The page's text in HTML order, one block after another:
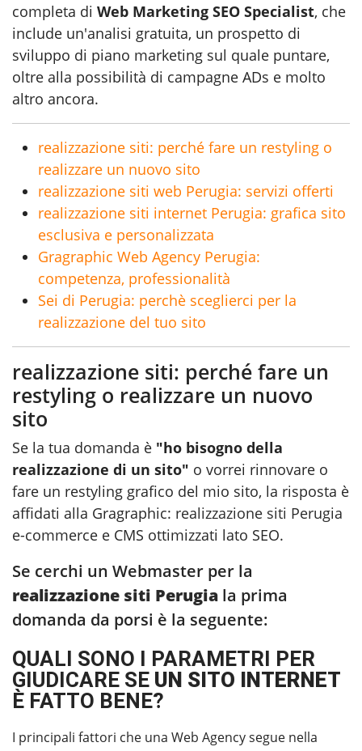
completa di Web Marketing SEO Specialist, che
include un'analisi gratuita, un prospetto di
sviluppo di piano marketing sul quale puntare,
oltre alla possibilità di campagne ADs e molto
altro ancora.
realizzazione siti: perché fare un restyling o
realizzare un nuovo sito
realizzazione siti web Perugia: servizi offerti
realizzazione siti internet Perugia: grafica sito
esclusiva e personalizzata
Gragraphic Web Agency Perugia:
competenza, professionalità
Sei di Perugia: perchè sceglierci per la
realizzazione del tuo sito
realizzazione siti: perché fare un
restyling o realizzare un nuovo
sito
Se la tua domanda è "ho bisogno della
realizzazione di un sito" o vorrei rinnovare o
fare un restyling grafico del mio sito, la risposta è
affidati alla Gragraphic: realizzazione siti Perugia
e-commerce e CMS ottimizzati lato SEO.
Se cerchi un Webmaster per la
realizzazione siti Perugia la prima
domanda da porsi è la seguente:
QUALI SONO I PARAMETRI PER
GIUDICARE SE UN SITO INTERNET
È FATTO BENE?
I principali fattori che una Web Agency segue nella